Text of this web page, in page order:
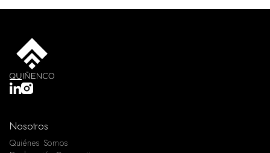
Nosotros
Quiénes Somos